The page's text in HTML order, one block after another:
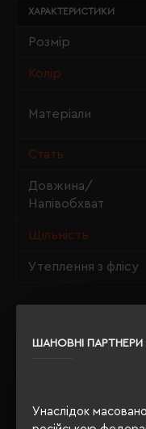
ШАНОВНІ ПАРТНЕРИ
Унаслідок
ХАРАКТЕРИСТИКИ
Розмір
Колір
Матеріали
Стать
Довжина/
Напівобхват
Щільність
Утеплення з флісу
ОПИС